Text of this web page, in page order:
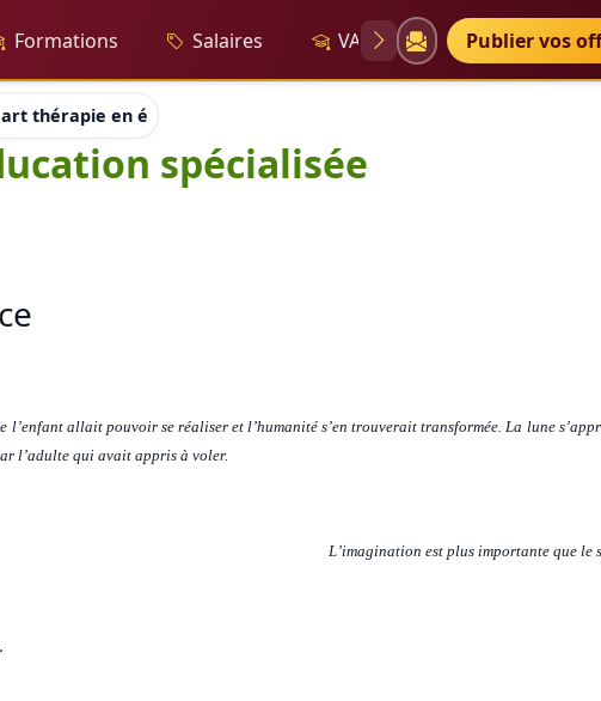
Formations Salaires VAE Diplômes
Publier vos
thérapie en éducation spécialisée
spécialisée
allait pouvoir se réaliser et l’humanité s’en trouverait transformée. La lune
l’adulte qui avait appris à voler.
L’imagination est plus importante que le